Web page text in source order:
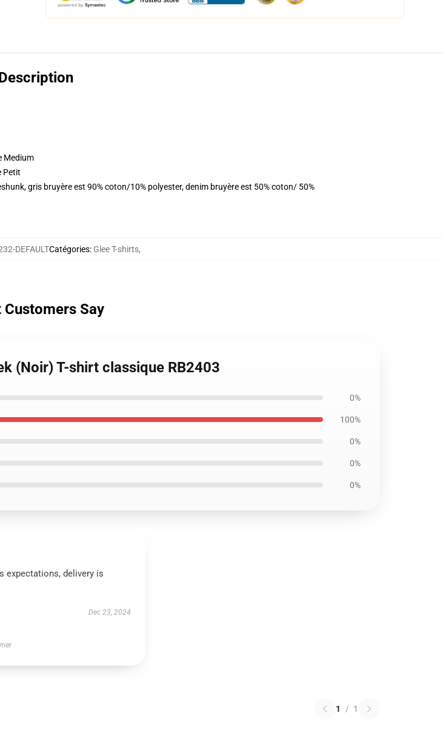
Medium
Petit
gris bruyère est 90% coton/10% polyester, denim bruyère est 50% coton/ 50%
DEFAULTCatégories: Glee T-shirts,
Customers Say
(Noir) T-shirt classique RB2403
0%
100%
0%
0%
0%
expectations, delivery is
Dec 23, 2024
1 / 1